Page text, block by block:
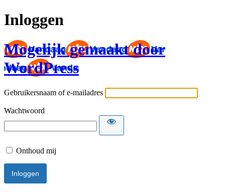
Inloggen
Mogelijk gemaakt door
WordPress
Gebruikersnaam of e-mailadres
Wachtwoord
Onthoud mij